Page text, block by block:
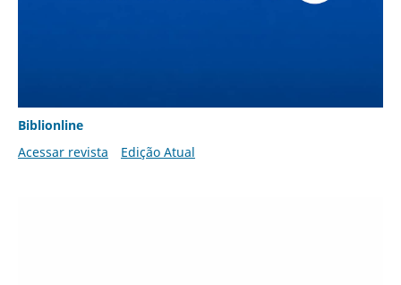
Biblionline
Acessar revista
Edição Atual